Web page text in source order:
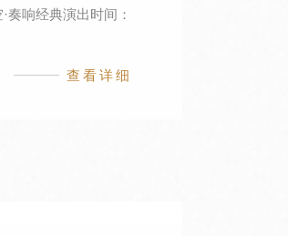
奏响经典演出时间：
查看详细